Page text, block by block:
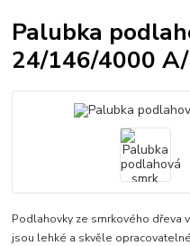
Palubka
24/146/4000
Podlahovky ze smrkového dřeva
jsou lehké a skvěle